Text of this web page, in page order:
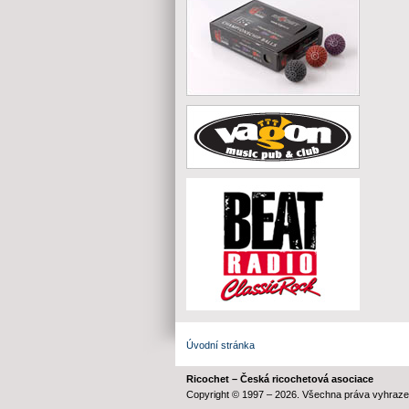
Úvodní stránka
Ricochet – Česká ricochetová asociace
Copyright © 1997 – 2026. Všechna práva